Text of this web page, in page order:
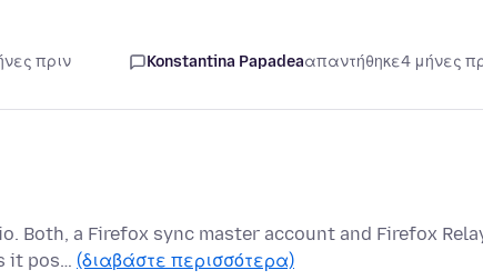
πριν Konstantina Papadeaαπαντήθηκε4 μήνες
Both, a Firefox sync master account and Firefox
it pos… (διαβάστε περισσότερα)